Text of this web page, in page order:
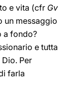
e vita (cfr Gv
un messaggio
a fondo?
e tutta
Per
farla